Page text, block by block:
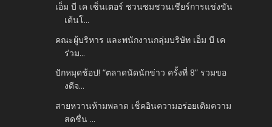
เอ็ม บี เค เซ็นเตอร์ ชวนชมชวนเชียร์การแข่งขัน
เต้นโ...
คณะผู้บริหาร และพนักงานกลุ่มบริษัท เอ็ม บี เค
ร่วม...
ปักหมุดช้อป! “ตลาดนัดนักข่าว ครั้งที่ 8” รวมขอ
งดีจ...
สายหวานห้ามพลาด เช็คอินความอร่อยเติมความ
สดชื่น ...